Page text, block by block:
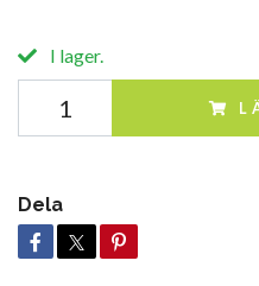
I lager.
Dela